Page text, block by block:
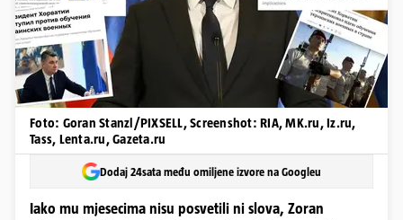
Foto: Goran Stanzl/PIXSELL, Screenshot: RIA, MK.ru, Iz.ru,
Tass, Lenta.ru, Gazeta.ru
Dodaj 24sata među omiljene izvore na Googleu
Iako mu mjesecima nisu posvetili ni slova, Zoran